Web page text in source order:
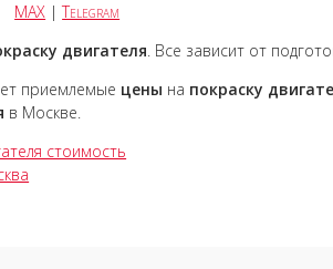
MAX |Telegram
двигателя. Все зависит от
приемлемые цены на покраску
в Москве.
стоимость